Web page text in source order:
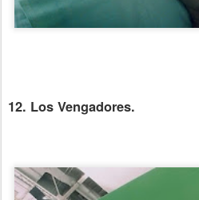
12. Los Vengadores.